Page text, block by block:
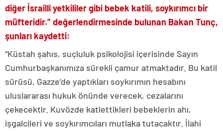
diğer İsrailli yetkililer gibi bebek katili, soykırımcı bir
müfteridir.” değerlendirmesinde bulunan Bakan Tunç,
şunları kaydetti:
“Küstah şahıs, suçluluk psikolojisi içerisinde Sayın
Cumhurbaşkanımıza sürekli çamur atmaktadır. Bu katil
sürüsü, Gazze’de yaptıkları soykırımın hesabını
uluslararası hukuk önünde verecek, cezalarını
çekecektir. Kuvözde katlettikleri bebeklerin ahı,
işgalcileri ve soykırımcıları mutlaka tutacaktır. İlahi